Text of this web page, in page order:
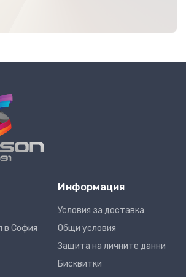
в София
Информация
Условия за доставка
Общи условия
Защита на личните данни
Бисквитки